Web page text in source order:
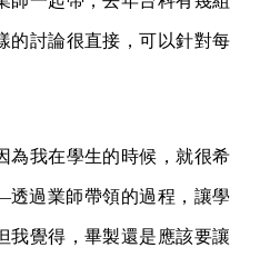
的討論很直接，可以針對每
為我在學生的時候，就很希
過業師帶領的過程，讓學
我覺得，畢製還是應該要讓